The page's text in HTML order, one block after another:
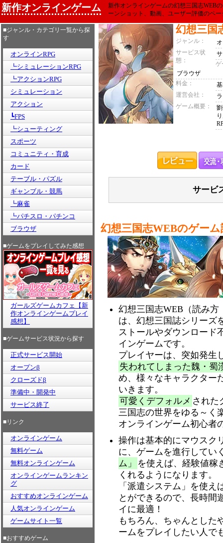
新作オンラインゲーム
新作オンラインゲームの幻想三国志WEB
ーンショット、動画、ユーザー評価のペ
■ジャンル・カテゴリ一覧から探
す
オンラインRPG
┗シミュレーションRPG
┗アクションRPG
シミュレーション
アクション
┗FPS
┗シューティング
スポーツ
コミュニティ・育成
カード
テーブル・パズル
ギャンブル・競馬
┗麻雀
┗パチスロ・パチンコ
ブラウザ
■ゲームをプレイしてみた感想
ガールズゲームカフェ【新
作オンラインゲームプレイ
感想】
■ゲームサービス状況から探す
正式サービス開始
オープンβ
クローズドβ
準備中・開発中
サービス終了
■リンク
オンラインゲーム
無料ゲーム
無料オンラインゲーム
オンラインゲームランキン
グ
おすすめオンラインゲーム
人気オンラインゲーム
ゲームサイト一覧
■おすすめゲーム
幻想三国
ジャンル：
サービス状
態：
ゲ
ブラウザ
料金：
運営会社：
ゲーム概要：
サービ
幻想三国志WEBのゲーム
幻想三国志WEB（読み
は、幻想三国誌シリーズ
ストールやダウンロード
インゲームです。
プレイヤーは、突如発生
失われてしまった魏・蜀
め、様々なキャラクター
いきます。
可愛くデフォルメ された
三国志の世界をゆる～く
オンラインゲーム初心者
操作は基本的にマウスク
に、ゲームを進行してい
ム」
を使えば、経験値稼
くれるようになります。
「派遣システム」を使え
とができるので、長時間
イに最適！
もちろん、ちゃんとした
ームをプレイしたい人で